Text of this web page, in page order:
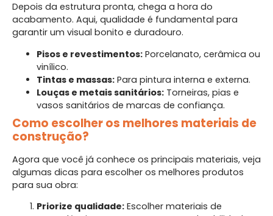
Depois da estrutura pronta, chega a hora do
acabamento. Aqui, qualidade é fundamental para
garantir um visual bonito e duradouro.
Pisos e revestimentos: Porcelanato, cerâmica ou
vinílico.
Tintas e massas: Para pintura interna e externa.
Louças e metais sanitários: Torneiras, pias e
vasos sanitários de marcas de confiança.
Como escolher os melhores materiais de
construção?
Agora que você já conhece os principais materiais, veja
algumas dicas para escolher os melhores produtos
para sua obra:
Priorize qualidade: Escolher materiais de